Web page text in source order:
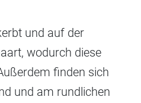
und auf der
wodurch diese
finden sich
und am rundlichen